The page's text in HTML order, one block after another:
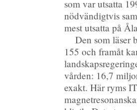
som var utsatta
nödvändigtvis
mest utsatta på
Den som läser
155 och framåt
vården: 16,7
exakt. Här ryms